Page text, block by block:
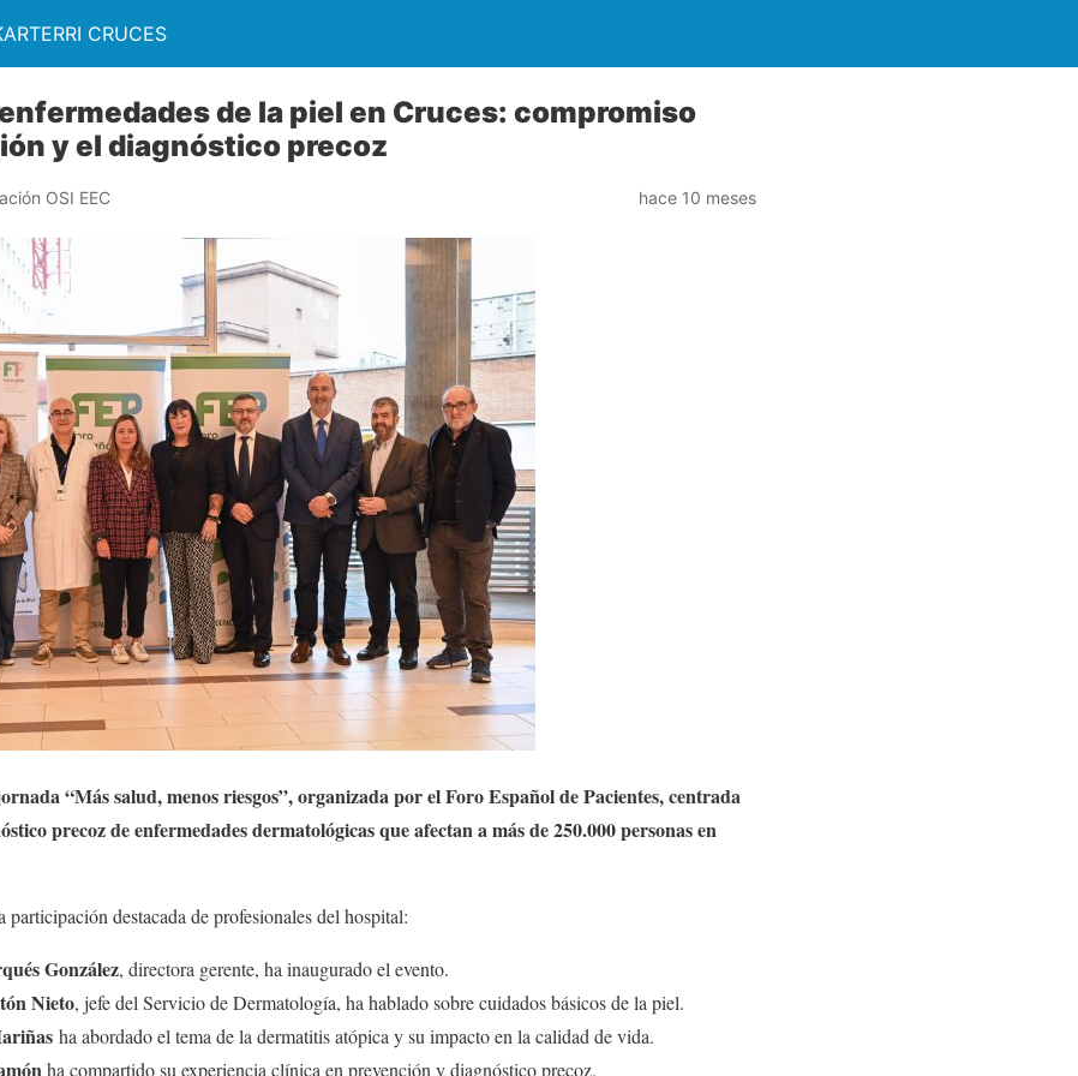
CRUCES
de la piel en Cruces: compromiso
y el diagnóstico precoz
OSI EEC hace 10 meses
“Más salud, menos riesgos”, organizada por el Foro Español de Pacientes, centrada
precoz de enfermedades dermatológicas que afectan a más de 250.000 personas en
destacada de profesionales del hospital:
González, directora gerente, ha inaugurado el evento.
Nieto, jefe del Servicio de Dermatología, ha hablado sobre cuidados básicos de la piel.
ha abordado el tema de la dermatitis atópica y su impacto en la calidad de vida.
ha compartido su experiencia clínica en prevención y diagnóstico precoz.